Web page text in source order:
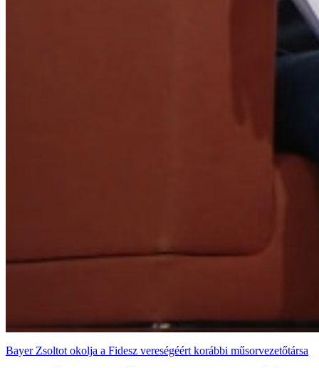
Bayer Zsoltot okolja a Fidesz vereségéért korábbi műsorvezetőtársa